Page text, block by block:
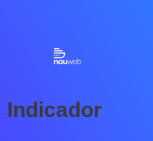
Indicador